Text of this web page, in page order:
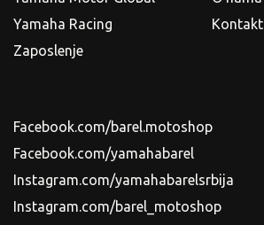
Yamaha Racing
Zaposlenje
Kontakt
Facebook.com/barel.motoshop
Facebook.com/yamahabarel
Instagram.com/yamahabarelsrbija
Instagram.com/barel_motoshop